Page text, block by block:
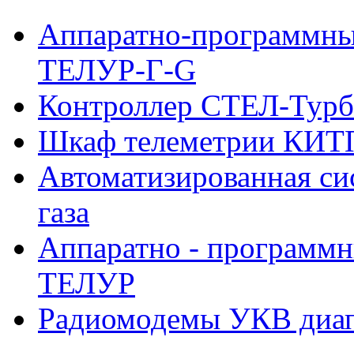
Аппаратно-
ТЕЛУР-Г-G
Контроллер СТЕЛ-
Шкаф телеметрии
Автоматизированная
газа
Аппаратно -
ТЕЛУР
Радиомодемы УКВ